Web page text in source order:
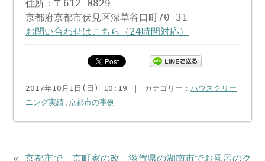
住所：〒612-0829
京都府京都市伏見区深草谷口町70-31
お問い合わせはこちら（24時間対応）
2017年10月1日(日) 10:19 ｜ カテゴリー：ハウスクリー
ニング実績 ,京都市の事例
«京都市で、京町家の改
滋賀県の湖南市でお風呂のク